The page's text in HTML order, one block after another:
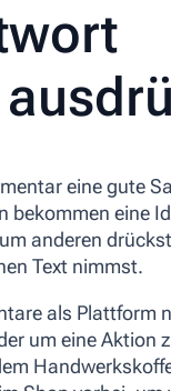
eine gute
eine
anderen
Text nimmst.
als Plattform
um eine Aktion